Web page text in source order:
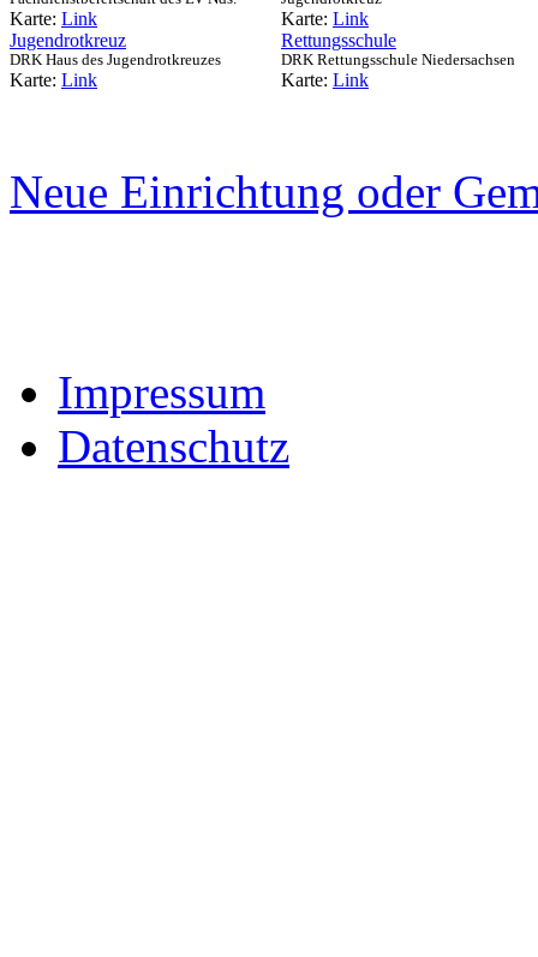
Karte: Link Karte: Link
Jugendrotkreuz
DRK Haus des Jugendrotkreuzes
Karte: Link
Rettungsschule
DRK Rettungsschule Niedersachsen
Karte: Link
Neue Einrichtung oder
Impressum
Datenschutz